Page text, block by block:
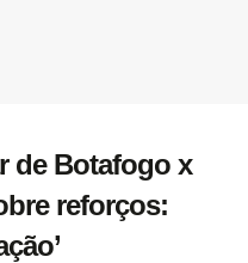
de Botafogo x
reforços: